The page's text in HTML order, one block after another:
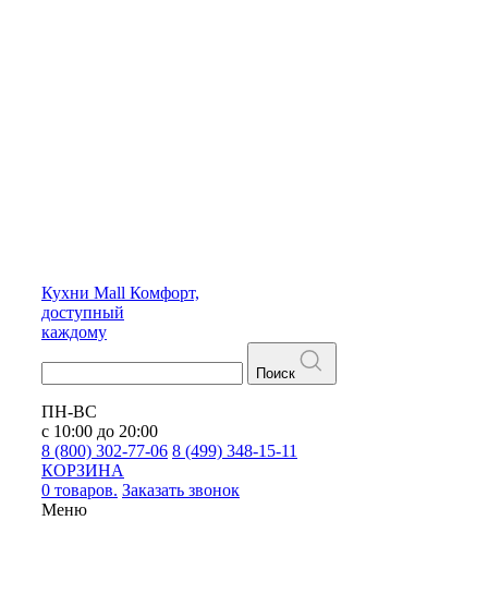
Кухни Mall Комфорт,
доступный
каждому
Поиск
ПН-ВС
с 10:00 до 20:00
8 (800) 302-77-06 8 (499) 348-15-11
КОРЗИНА
0 товаров. Заказать звонок
Меню